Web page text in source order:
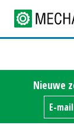
Nieuwe